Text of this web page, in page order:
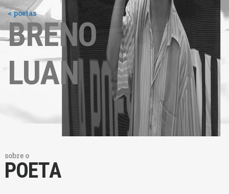
< poetas
BRENO
LUAN
sobre o
POETA